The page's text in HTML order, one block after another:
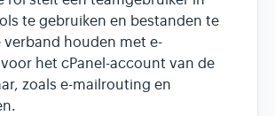
te gebruiken en bestanden te
verband houden met e-
het cPanel-account van de
zoals e-mailrouting en